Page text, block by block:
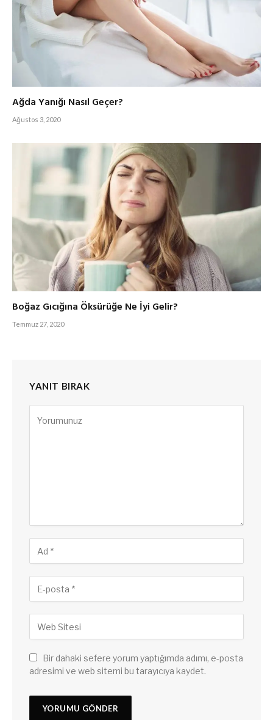
Ağda Yanığı Nasıl Geçer?
Ağustos 3, 2020
Boğaz Gıcığına Öksürüğe Ne İyi Gelir?
Temmuz 27, 2020
YANIT BIRAK
Bir dahaki sefere yorum yaptığımda adımı, e-posta
adresimi ve web sitemi bu tarayıcıya kaydet.